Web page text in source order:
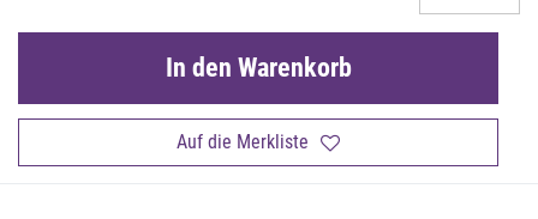
Auf die Merkliste
In den Warenkorb